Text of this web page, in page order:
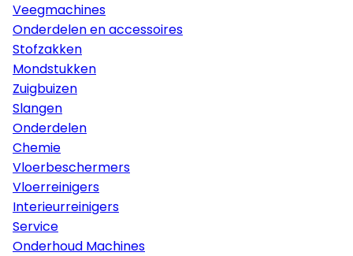
Veegmachines
Onderdelen en accessoires
Stofzakken
Mondstukken
Zuigbuizen
Slangen
Onderdelen
Chemie
Vloerbeschermers
Vloerreinigers
Interieurreinigers
Service
Onderhoud Machines